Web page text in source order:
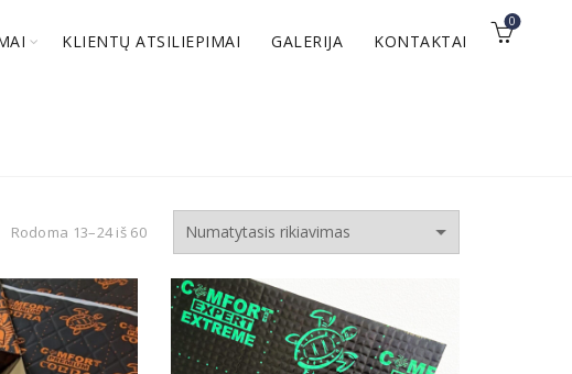
KLIENTŲ ATSILIEPIMAI GALERIJA KONTAKTAI
0
Rodoma 13–24 iš 60